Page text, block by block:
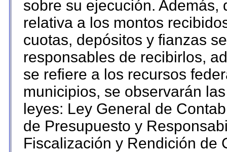
sobre su ejecución.
relativa a los montos
cuotas, depósitos y fianzas
responsables de recibirlos,
se refiere a los recursos
municipios, se observarán
leyes: Ley General de
de Presupuesto y
Fiscalización y Rendición de